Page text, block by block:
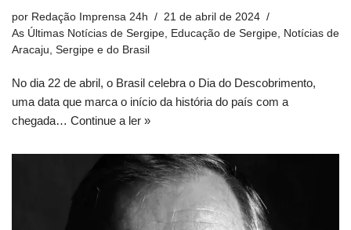
por Redação Imprensa 24h
21 de abril de 2024
As Últimas Notícias de Sergipe, Educação de Sergipe, Notícias de
Aracaju, Sergipe e do Brasil
No dia 22 de abril, o Brasil celebra o Dia do Descobrimento,
uma data que marca o início da história do país com a
chegada… Continue a ler »